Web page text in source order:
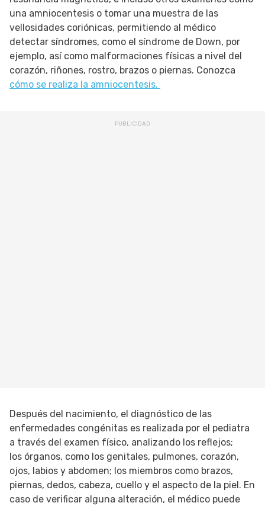
una amniocentesis o tomar una muestra de las
vellosidades coriónicas, permitiendo al médico
detectar síndromes, como el síndrome de Down, por
ejemplo, así como malformaciones físicas a nivel del
corazón, riñones, rostro, brazos o piernas. Conozca
cómo se realiza la amniocentesis.
Después del nacimiento, el diagnóstico de las
enfermedades congénitas es realizada por el pediatra
a través del examen físico, analizando los reflejos;
los órganos, como los genitales, pulmones, corazón,
ojos, labios y abdomen; los miembros como brazos,
piernas, dedos, cabeza, cuello y el aspecto de la piel. En
caso de verificar alguna alteración, el médico puede